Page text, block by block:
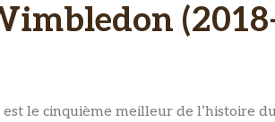
le cinquième meilleur de l’histoire